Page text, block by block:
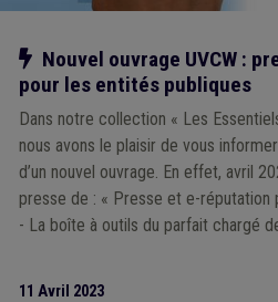
Notre action
Nouvel ouvrage UVCW :
pour les entités publiques
Dans notre collection « Les
nous avons le plaisir de vous
d’un nouvel ouvrage. En effet, avril 2023 marque la sortie de
presse de : « Presse et e-réputation
- La boîte à outils du parfait chargé
11 Avril 2023